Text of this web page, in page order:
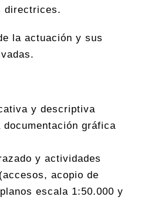
directrices.
la actuación y sus
y descriptiva
documentación gráfica
y actividades
acopio de
escala 1:50.000 y